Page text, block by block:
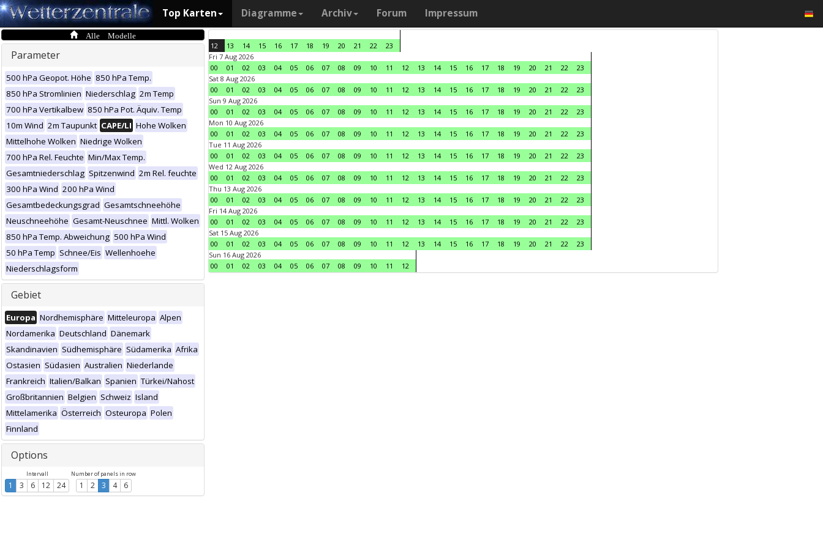
Top Karten Diagramme Archiv Forum Impressum
Alle Modelle
Parameter
500 hPa Geopot. Höhe 850 hPa Temp.
850 hPa Stromlinien Niederschlag 2m Temp
700 hPa Vertikalbew 850 hPa Pot. Äquiv. Temp
10m Wind 2m Taupunkt CAPE/LI Hohe Wolken
Mittelhohe Wolken Niedrige Wolken
700 hPa Rel. Feuchte Min/Max Temp.
Gesamtniederschlag Spitzenwind 2m Rel. feuchte
300 hPa Wind 200 hPa Wind
Gesamtbedeckungsgrad Gesamtschneehöhe
Neuschneehöhe Gesamt-Neuschnee Mittl. Wolken
850 hPa Temp. Abweichung 500 hPa Wind
50 hPa Temp Schnee/Eis Wellenhoehe
Niederschlagsform
Gebiet
Europa Nordhemisphäre Mitteleuropa Alpen
Nordamerika Deutschland Dänemark
Skandinavien Südhemisphäre Südamerika Afrika
Ostasien Südasien Australien Niederlande
Frankreich Italien/Balkan Spanien Türkei/Nahost
Großbritannien Belgien Schweiz Island
Mittelamerika Österreich Osteuropa Polen
Finnland
Options
Intervall
1 3 6 12 24
Number of panels in row
1 2 3 4 6
12 13 14 15 16 17 18 19 20 21 22
23
Fri 7 Aug 2026
00
01 02 03 04 05 06 07 08 09 10 11 12 13 14 15 16 17 18 19 20 21 22
23
Sat 8 Aug 2026
00
01 02 03 04 05 06 07 08 09 10 11 12 13 14 15 16 17 18 19 20 21 22
23
Sun 9 Aug 2026
00
01 02 03 04 05 06 07 08 09 10 11 12 13 14 15 16 17 18 19 20 21 22
23
Mon 10 Aug 2026
00
01 02 03 04 05 06 07 08 09 10 11 12 13 14 15 16 17 18 19 20 21 22
23
Tue 11 Aug 2026
00
01 02 03 04 05 06 07 08 09 10 11 12 13 14 15 16 17 18 19 20 21 22
23
Wed 12 Aug 2026
00
01 02 03 04 05 06 07 08 09 10 11 12 13 14 15 16 17 18 19 20 21 22
23
Thu 13 Aug 2026
00
01 02 03 04 05 06 07 08 09 10 11 12 13 14 15 16 17 18 19 20 21 22
23
Fri 14 Aug 2026
00
01 02 03 04 05 06 07 08 09 10 11 12 13 14 15 16 17 18 19 20 21 22
23
Sat 15 Aug 2026
00
01 02 03 04 05 06 07 08 09 10 11 12 13 14 15 16 17 18 19 20 21 22
23
Sun 16 Aug 2026
00
01 02 03 04 05 06 07 08 09 10 11 12